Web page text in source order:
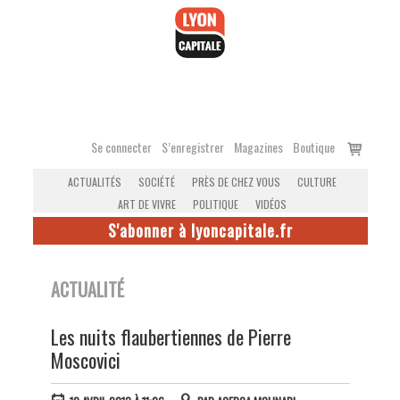
Se connecter S’enregistrer Magazines Boutique
Voir
ACTUALITÉS SOCIÉTÉ PRÈS DE CHEZ VOUS
CULTURE
ART DE VIVRE
POLITIQUE VIDÉOS
S'abonner à lyoncapitale.fr
ACTUALITÉ
Les nuits flaubertiennes de Pierre
Moscovici